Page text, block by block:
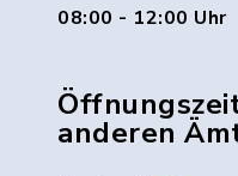
08:00 - 12:00 Uhr
anderen